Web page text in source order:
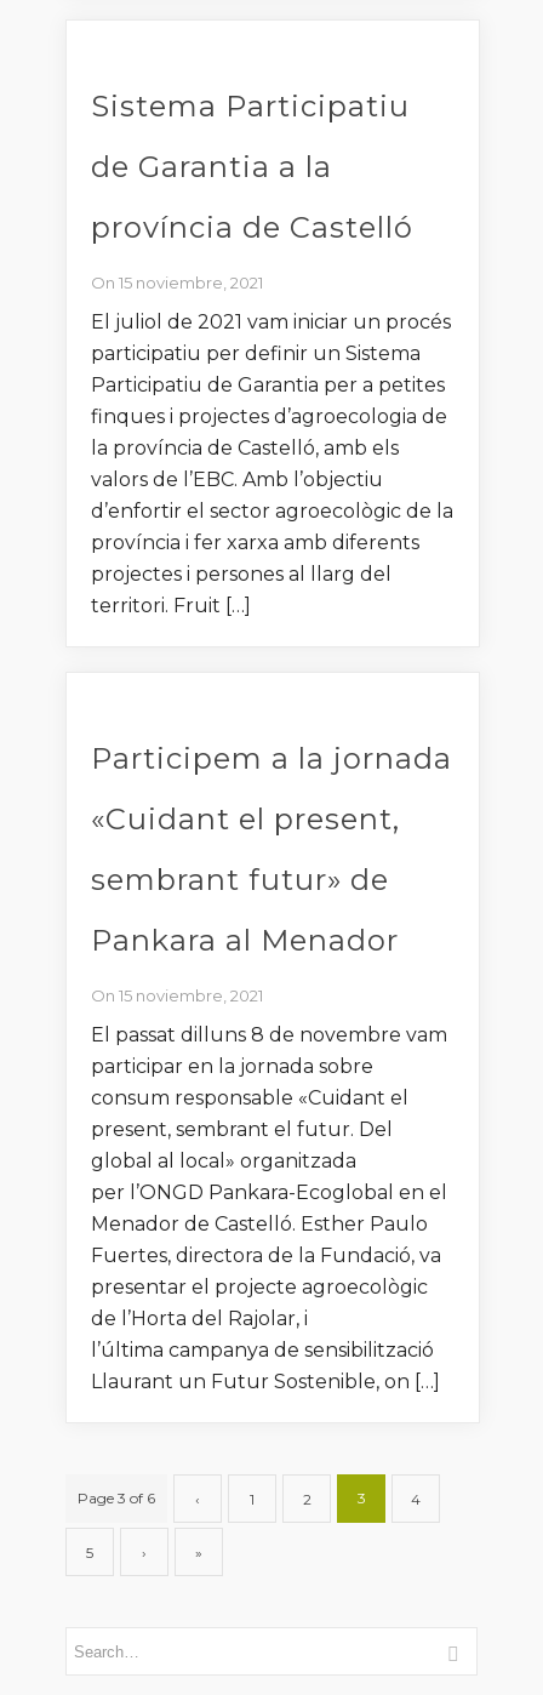
Sistema Participatiu
de Garantia a la
província de Castelló
On 15 noviembre, 2021
El juliol de 2021 vam iniciar un procés
participatiu per definir un Sistema
Participatiu de Garantia per a petites
finques i projectes d’agroecologia de
la província de Castelló, amb els
valors de l’EBC. Amb l’objectiu
d’enfortir el sector agroecològic de la
província i fer xarxa amb diferents
projectes i persones al llarg del
territori. Fruit […]
Participem a la jornada
«Cuidant el present,
sembrant futur» de
Pankara al Menador
On 15 noviembre, 2021
El passat dilluns 8 de novembre vam
participar en la jornada sobre
consum responsable «Cuidant el
present, sembrant el futur. Del
global al local» organitzada
per l’ONGD Pankara-Ecoglobal en el
Menador de Castelló. Esther Paulo
Fuertes, directora de la Fundació, va
presentar el projecte agroecològic
de l’Horta del Rajolar, i
l’última campanya de sensibilització
Llaurant un Futur Sostenible, on […]
Page 3 of 6 ‹ 1 2 3 4
5 › »